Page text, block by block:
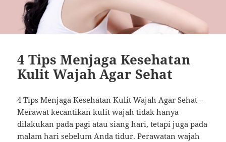
4 Tips Menjaga Kesehatan
Kulit Wajah Agar Sehat
4 Tips Menjaga Kesehatan Kulit Wajah Agar Sehat –
Merawat kecantikan kulit wajah tidak hanya
dilakukan pada pagi atau siang hari, tetapi juga pada
malam hari sebelum Anda tidur. Perawatan wajah